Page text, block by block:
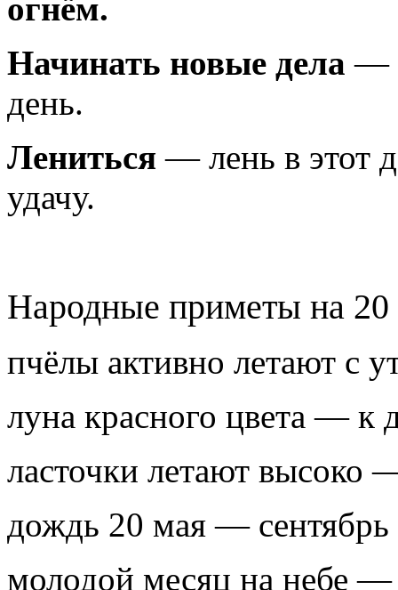
огнём.
Начинать новые дела —
день.
Лениться — лень в этот
удачу.
Народные приметы на 20
пчёлы активно летают с
луна красного цвета — к
ласточки летают высоко
дождь 20 мая — сентябрь
молодой месяц на небе